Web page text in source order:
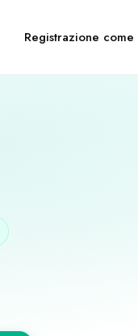
Registrazione